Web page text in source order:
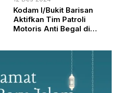
Kodam I/Bukit Barisan
Aktifkan Tim Patroli
Motoris Anti Begal di